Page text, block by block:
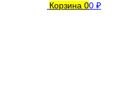
Корзина 00 ₽